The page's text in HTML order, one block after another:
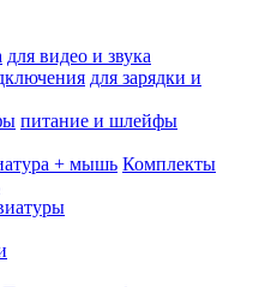
для видео и звука
для зарядки и
питание и шлейфы
Комплекты